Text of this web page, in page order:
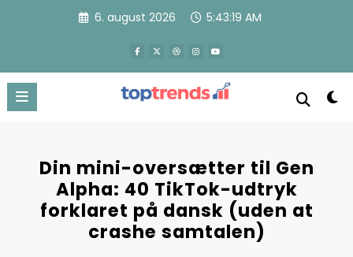
6. august 2026 5:43:20 AM
Din mini-oversætter til Gen
Alpha: 40 TikTok-udtryk
forklaret på dansk (uden at
crashe samtalen)